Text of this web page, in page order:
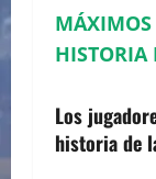
MÁXIMOS
HISTORIA
Los
historia de